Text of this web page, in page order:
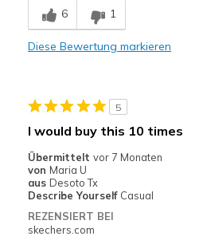
Breathe Well
Poor Cushioning
Casual Wear
Sizing
6 1
Diese Bewertung markieren
5
I would buy this 10 times
Übermittelt vor 7 Monaten
von Maria U
aus Desoto Tx
Describe Yourself Casual
REZENSIERT BEI
skechers.com